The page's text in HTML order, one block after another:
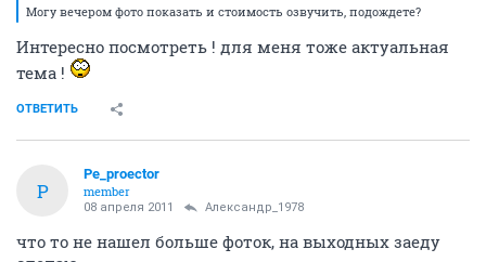
Могу вечером фото показать и стоимость озвучить, подождете?
Интересно посмотреть ! для меня тоже актуальная
тема !
ОТВЕТИТЬ
P
Pe_proector
member
08 апреля 2011 Александр_1978
что то не нашел больше фоток, на выходных заеду